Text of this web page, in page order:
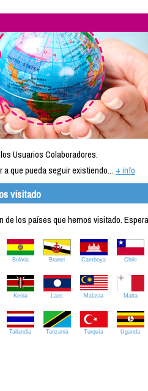
Usuarios Colaboradores.
que pueda seguir existiendo... + info
visitado
de los países que hemos visitado.
Bolivia Brunei Camboya Chile
Kenia Laos Malasia Malta
Tailandia Tanzania Turquía Uganda